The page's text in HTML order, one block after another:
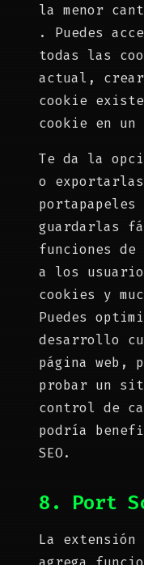
la menor
. Puedes
todas las
actual,
cookie
cookie en
Te da la
o
guardarlas
funciones
a los
cookies y
Puedes
desarrollo
página web,
probar un
control de
podría
SEO.
8. Port
La extensión